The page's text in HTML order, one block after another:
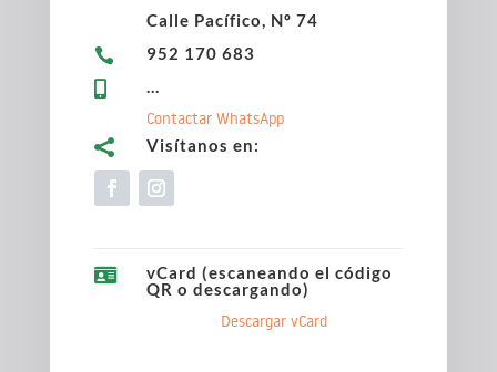
Calle Pacífico, Nº 74

952 170 683

...
Contactar WhatsApp

Visítanos en:

vCard (escaneando el código
QR o descargando)
Descargar vCard